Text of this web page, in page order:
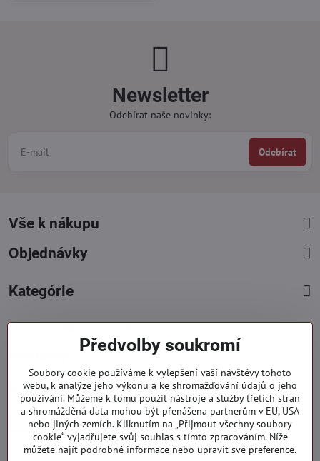
Newsletter
Odebírat naše novinky:
Odebírat
Vše k nákupu
Objednávky
Kategórie
+421 919 060 751
Pondělí - Pátek : 09:00 - 15:00 hod.
info​@everlady​.eu
Non stop ( 24/7 )
Předvolby soukromí
Soubory cookie používáme k vylepšení vaší návštěvy tohoto
webu, k analýze jeho výkonu a ke shromažďování údajů o jeho
používání. Můžeme k tomu použít nástroje a služby třetích stran
a shromážděná data mohou být přenášena partnerům v EU, USA
nebo jiných zemích. Kliknutím na „Přijmout všechny soubory
cookie“ vyjadřujete svůj souhlas s tímto zpracováním. Níže
můžete najít podrobné informace nebo upravit své preference.